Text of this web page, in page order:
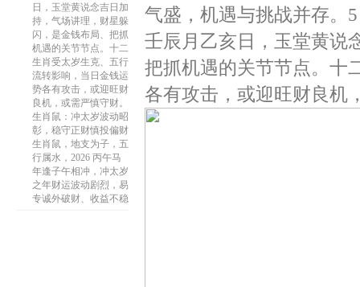
日，玉堂黄说念吉日加
持，气场讲理，财星躲
闪，是金钱布局、把抓
机遇的关节节点。十二
生肖受太岁生克、五行
流转影响，当日金钱运
势各有攻击，或迎旺财
良机，或需严慎守财。
生肖鼠：冲太岁波动昭
彰，稳守正财慎投偏财
生肖鼠，地支为子，五
行属水，2026 丙午马
年逢子午相冲，冲太岁
之年财运波动剧烈，易
专诚外破财、收益不稳
气盛，机遇与挑战并存。
壬辰月乙亥日，玉堂黄说
把抓机遇的关节节点。十
各有攻击，或迎旺财良机